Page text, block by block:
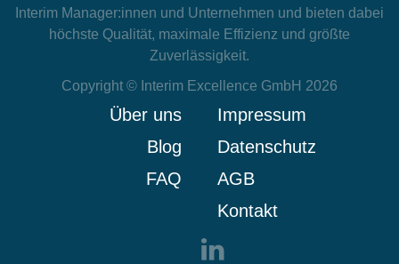
Interim Manager:innen und Unternehmen und bieten dabei
höchste Qualität, maximale Effizienz und größte
Zuverlässigkeit.
Copyright © Interim Excellence GmbH 2026
Über uns
Blog
FAQ
Impressum
Datenschutz
AGB
Kontakt